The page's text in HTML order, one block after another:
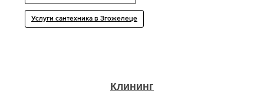
Услуги сантехника в Згожелеце
Клининг